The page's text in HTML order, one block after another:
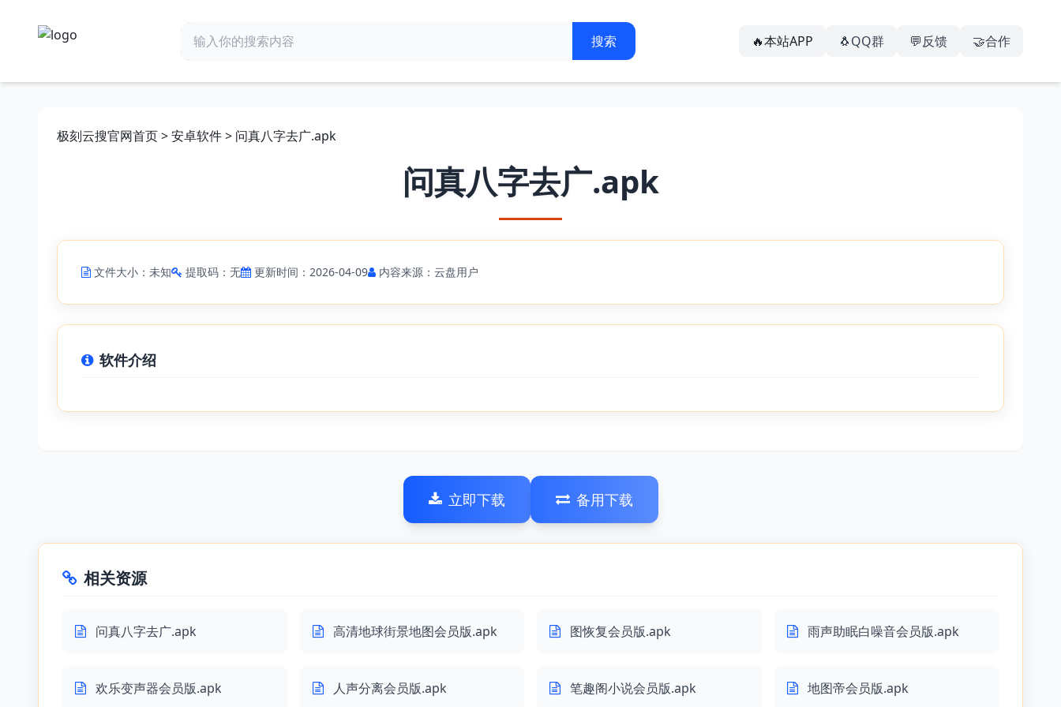
🔥本站APP 🐧QQ群 💬反馈 🤝合作
极刻云搜官网首页>安卓软件> 问真八字去广.apk
问真八字去广.apk
文件大小：未知 提取码：无 更新时间：2026-04-09 内容来源：云盘用户
软件介绍
立即下载 备用下载
相关资源
问真八字去广.apk 高清地球街景地图会员版.apk 图恢复会员版.apk 雨声助眠白噪音会员版.apk
欢乐变声器会员版.apk 人声分离会员版.apk 笔趣阁小说会员版.apk 地图帝会员版.apk